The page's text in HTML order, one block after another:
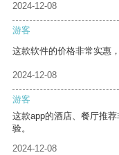
2024-12-08
游客
这款软件的价格非常实惠
2024-12-08
游客
这款app的酒店、餐厅推
验。
2024-12-08